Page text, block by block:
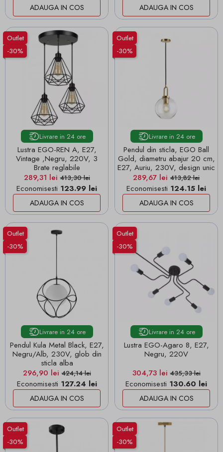
ADAUGA IN COS ADAUGA IN COS
Outlet
-30%
Livrare in 24 ore
Lustra EGO-REN A, E27,
Vintage ,Negru, 220V, 3
Brate reglabile
Pret
289,31 leiPret de baza
413,30 lei
Economisesti 123.99 lei
ADAUGA IN COS
Outlet
-30%
Livrare in 24 ore
Pendul din sticla, EGO Ball
Gold, diametru abajur 20 cm,
E27, Auriu, 230V, design unic
Pret
289,67 lei Pret de baza
413,82 lei
Economisesti 124.15 lei
ADAUGA IN COS
Outlet
-30%
Livrare in 24 ore
Pendul Kula Metal Black, E27,
Negru/Alb, 230V, glob din
sticla alba
Pret
296,90 leiPret de baza
424,14 lei
Economisesti 127.24 lei
ADAUGA IN COS
Outlet
-30%
Livrare in 24 ore
Lustra EGO-Agaro 8, E27,
Negru, 220V
Pret
304,73 leiPret de baza
435,33 lei
Economisesti 130.60 lei
ADAUGA IN COS
Outlet
-30%
Outlet
-30%